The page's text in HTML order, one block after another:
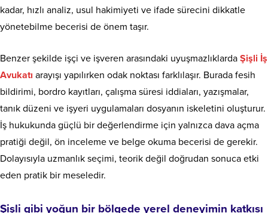
kadar, hızlı analiz, usul hakimiyeti ve ifade sürecini dikkatle
yönetebilme becerisi de önem taşır.
Benzer şekilde işçi ve işveren arasındaki uyuşmazlıklarda Şişli İş
Avukatı arayışı yapılırken odak noktası farklılaşır. Burada fesih
bildirimi, bordro kayıtları, çalışma süresi iddiaları, yazışmalar,
tanık düzeni ve işyeri uygulamaları dosyanın iskeletini oluşturur.
İş hukukunda güçlü bir değerlendirme için yalnızca dava açma
pratiği değil, ön inceleme ve belge okuma becerisi de gerekir.
Dolayısıyla uzmanlık seçimi, teorik değil doğrudan sonuca etki
eden pratik bir meseledir.
Şişli gibi yoğun bir bölgede yerel deneyimin katkısı